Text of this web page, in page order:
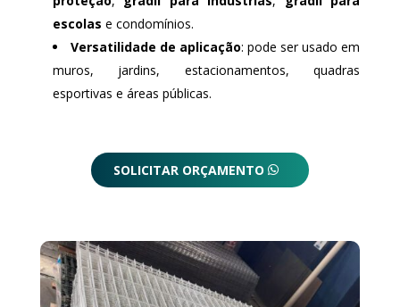
escolas e condomínios.
Versatilidade de aplicação: pode ser usado em
muros, jardins, estacionamentos, quadras
esportivas e áreas públicas.
SOLICITAR ORÇAMENTO